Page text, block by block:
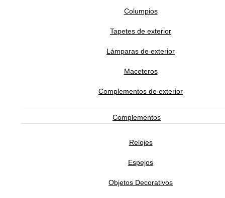
Columpios
Tapetes de exterior
Lámparas de exterior
Maceteros
Complementos de exterior
Complementos
Relojes
Espejos
Objetos Decorativos
Butaca Con Brazos Carlotta
MXN